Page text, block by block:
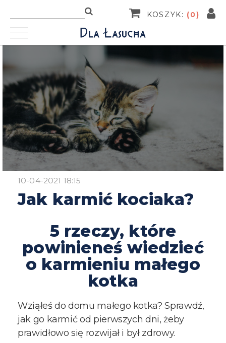
KOSZYK: (0)
10-04-2021 18:15
Jak karmić kociaka?
5 rzeczy, które
powinieneś wiedzieć
o karmieniu małego
kotka
Wziąłeś do domu małego kotka? Sprawdź,
jak go karmić od pierwszych dni, żeby
prawidłowo się rozwijał i był zdrowy.